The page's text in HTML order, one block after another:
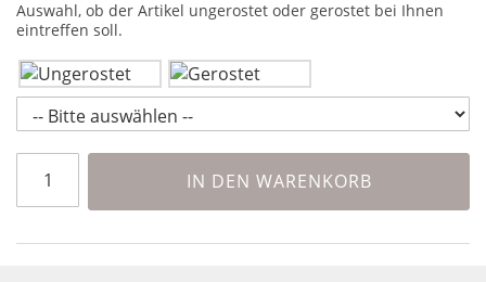
Auswahl, ob der Artikel ungerostet oder gerostet bei Ihnen
eintreffen soll.
IN DEN WARENKORB